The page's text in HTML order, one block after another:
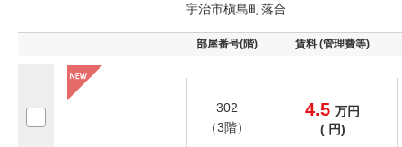
宇治市槇島町落合
部屋番号(階) 賃料 (管理費等)
302
（3階）
4.5 万円
( 円)